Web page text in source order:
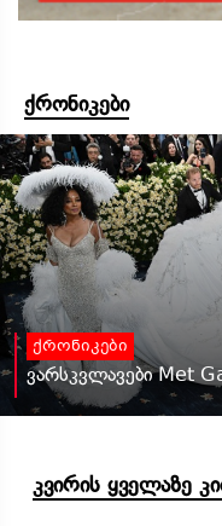
ქრონიკები
ქრონიკები
ვარსკვლავები Met
კვირის ყველაზე